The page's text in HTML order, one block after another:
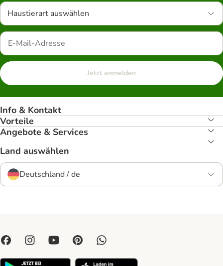
Haustierart auswählen
Jetzt anmelden
Info & Kontakt
Vorteile
Angebote & Services
Land auswählen
Deutschland / de